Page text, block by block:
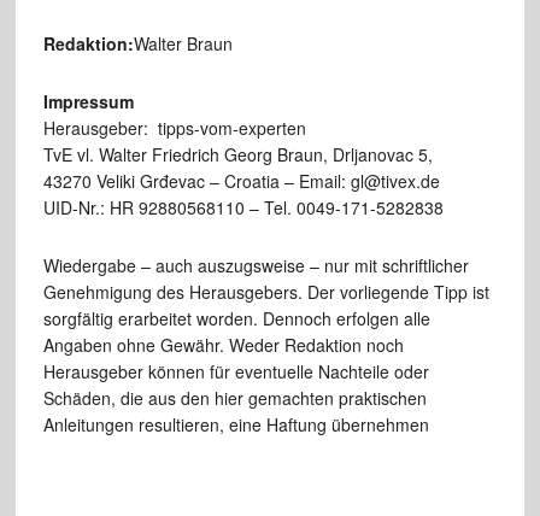
Redaktion:Walter Braun
Impressum
Herausgeber: tipps-vom-experten
TvE vl. Walter Friedrich Georg Braun, Drljanovac 5,
43270 Veliki Grđevac – Croatia – Email: gl@tivex.de
UID-Nr.: HR 92880568110 – Tel. 0049-171-5282838
Wiedergabe – auch auszugsweise – nur mit schriftlicher
Genehmigung des Herausgebers. Der vorliegende Tipp ist
sorgfältig erarbeitet worden. Dennoch erfolgen alle
Angaben ohne Gewähr. Weder Redaktion noch
Herausgeber können für eventuelle Nachteile oder
Schäden, die aus den hier gemachten praktischen
Anleitungen resultieren, eine Haftung übernehmen